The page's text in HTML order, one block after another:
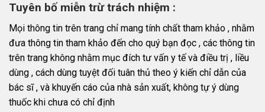
Tuyên bố miễn trừ trách nhiệm :
Mọi thông tin trên trang chỉ mang tính chất tham khảo , nhằm
đưa thông tin tham khảo đến cho quý bạn đọc , các thông tin
trên trang không nhằm mục đích tư vấn y tế và điều trị , liều
dùng , cách dùng tuyệt đối tuân thủ theo ý kiến chỉ dẫn của
bác sĩ , và khuyến cáo của nhà sản xuất, không tự ý dùng
thuốc khi chưa có chỉ định